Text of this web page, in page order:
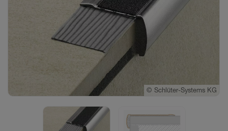
© Schlüter-Systems KG
© Schlüter-Systems KG